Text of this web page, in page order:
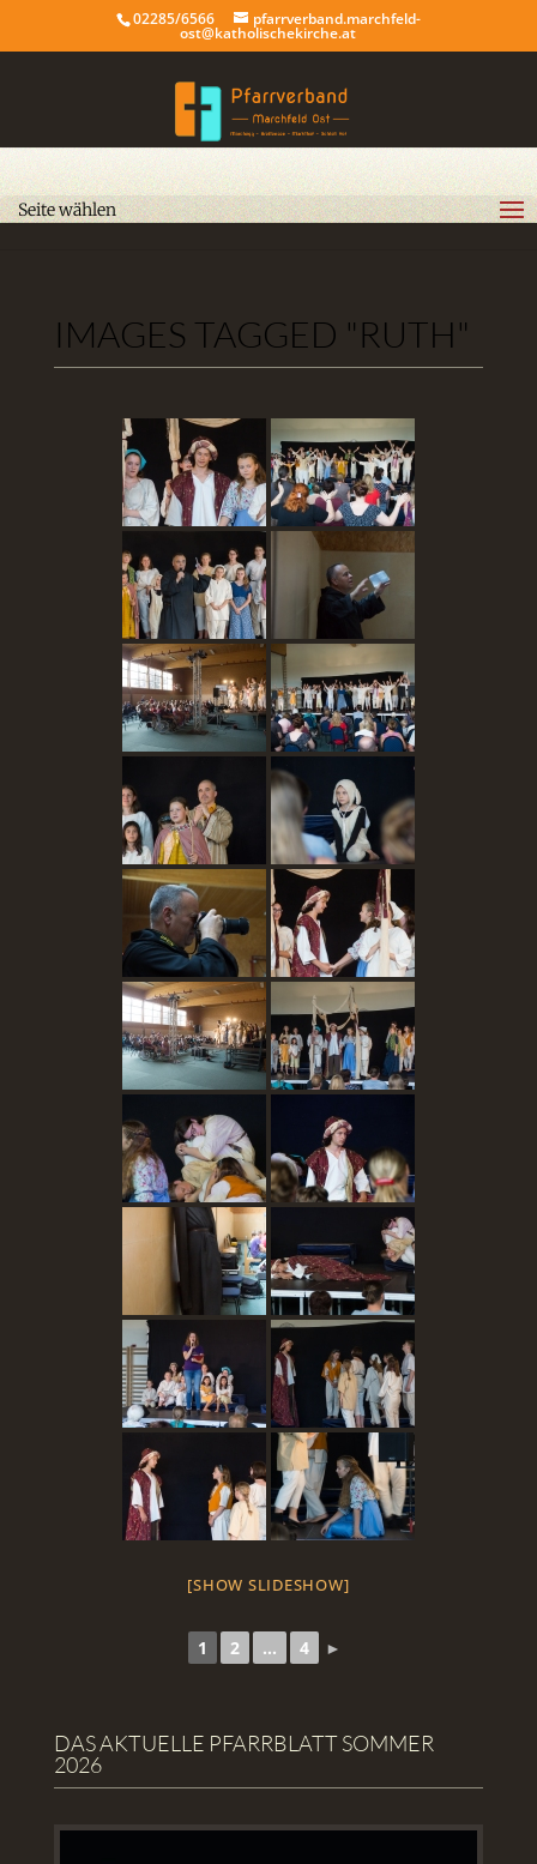
02285/6566 pfarrverband.marchfeld-
ost@katholischekirche.at
Seite wählen
IMAGES TAGGED "RUTH"
[SHOW SLIDESHOW]
1 2 ... 4 ►
DAS AKTUELLE PFARRBLATT SOMMER
2026